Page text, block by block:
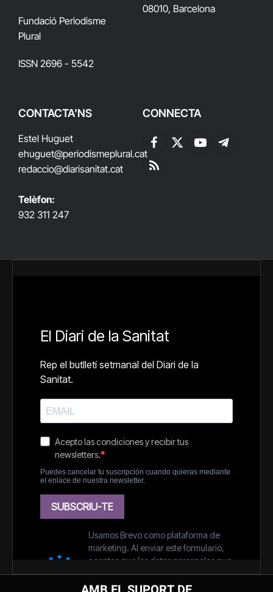
Fundació Periodisme
Plural
ISSN 2696 - 5542
08010, Barcelona
CONTACTA'NS
Estel Huguet
ehuguet@periodismeplural.cat
redaccio@diarisanitat.cat
Telèfon:
932 311 247
CONNECTA
Facebook
X
YouTubeTelegram
RSS